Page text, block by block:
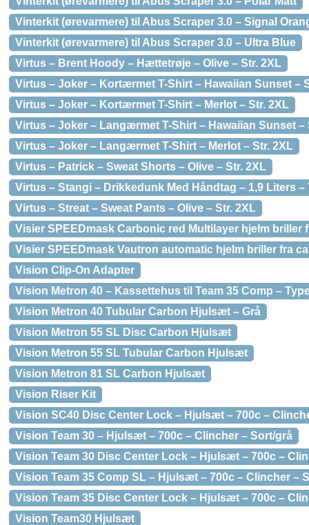
Vinterkit (ørevarmere) til Abus Scraper 3.0 – Signal
Vinterkit (ørevarmere) til Abus Scraper 3.0 – Ultra Blue
Virtus – Brent Hoody – Hættetrøje – Olive – Str. 2XL
Virtus – Joker – Kortærmet T-Shirt – Hawaiian Sunset –
Virtus – Joker – Kortærmet T-Shirt – Merlot – Str. 2XL
Virtus – Joker – Langærmet T-Shirt – Hawaiian Sunset –
Virtus – Joker – Langærmet T-Shirt – Merlot – Str. 2XL
Virtus – Patrick – Sweat Shorts – Olive – Str. 2XL
Virtus – Stangi – Drikkedunk Med Håndtag – 1,9 Liters –
Virtus – Streat – Sweat Pants – Olive – Str. 2XL
Visier SPEEDmask Carbonic red Multilayer hjelm briller
Visier SPEEDmask Vautron automatic hjelm briller fra
Vision Clip-On Adapter
Vision Metron 40 – Kassettehus til Team 35 Comp –
Vision Metron 40 Tubular Carbon Hjulsæt – Grå
Vision Metron 55 SL Disc Carbon Hjulsæt
Vision Metron 55 SL Tubular Carbon Hjulsæt
Vision Metron 81 SL Carbon Hjulsæt
Vision Riser Kit
Vision SC40 Disc Center Lock – Hjulsæt – 700c –
Vision Team 30 – Hjulsæt – 700c – Clincher – Sort/grå
Vision Team 30 Disc Center Lock – Hjulsæt – 700c –
Vision Team 35 Comp SL – Hjulsæt – 700c – Clincher –
Vision Team 35 Disc Center Lock – Hjulsæt – 700c –
Vision Team30 Hjulsæt